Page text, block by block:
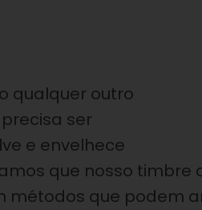
qualquer outro
ser
e envelhece
que nosso timbre
métodos que podem